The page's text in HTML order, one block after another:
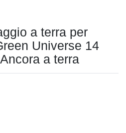
a terra per
Universe 14
a terra